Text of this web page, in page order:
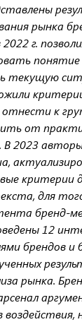
рынка
г.
понятие
текущую
к
от
В 2023
критерии
для
бренд-
12
брендов и
рынка.